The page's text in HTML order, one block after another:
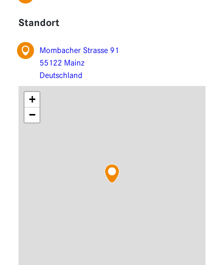
Funktionen
Erweiterungen
Standort
Mombacher Strasse 91
55122 Mainz
Deutschland
+
−